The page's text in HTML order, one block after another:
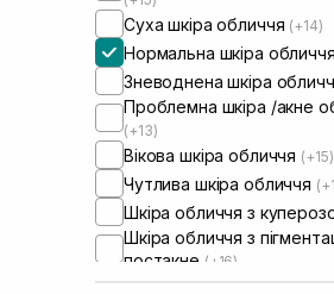
Суха шкіра обличчя (+14)
Нормальна шкіра обличчя
Зневоднена шкіра
Проблемна шкіра /акне
(+13)
Вікова шкіра обличчя (+15)
Чутлива шкіра обличчя
Шкіра обличчя з
Шкіра обличчя з
постакне (+16)
Шкіра обличчя з